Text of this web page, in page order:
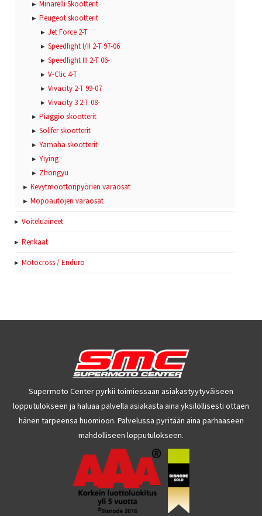
Minarelli Skootterit
Peugeot skootterit
Jet Force 2-T
Speedfight I/II 2-T 97-06
Speedfight III 2-T 06-
V-Clic 4-T
Vivacity 2-T 99-07
Vivacity 3 2-T 08-
Piaggio skootterit
Solifer skootterit
Yamaha skootterit
Yiying
Zhongyu
Kevytmoottoripyörien varaosat
Mopoautojen varaosat
Voiteluaineet
Renkaat
Motocross / Enduro
Supermoto Center pyrkii toimiessaan asiakastyytyväiseen
lopputulokseen ja haluaa palvella asiakasta aina yksilöllisesti ottaen
hänen tarpeensa huomioon. Palvelussa pyritään aina parhaaseen
mahdolliseen lopputulokseen.